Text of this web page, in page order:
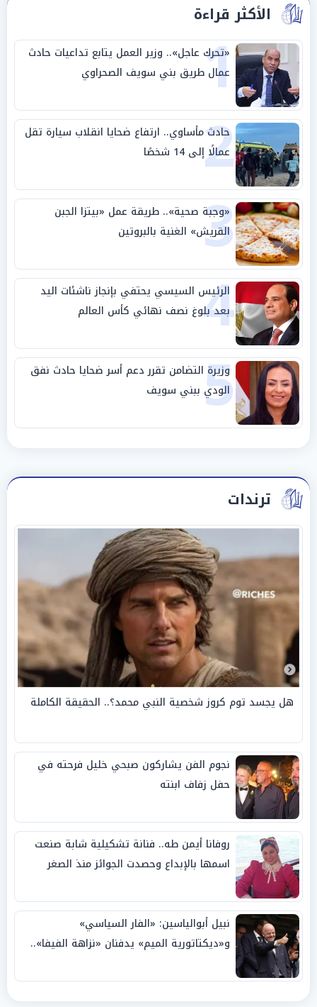
الأكثر قراءة
1
«تحرك عاجل».. وزير العمل يتابع تداعيات حادث
عمال طريق بني سويف الصحراوي
2
حادث مأساوي.. ارتفاع ضحايا انقلاب سيارة تقل
عمالًا إلى 14 شخصًا
3
«وجبة صحية».. طريقة عمل «بيتزا الجبن
القريش» الغنية بالبروتين
4
الرئيس السيسي يحتفي بإنجاز ناشئات اليد
بعد بلوغ نصف نهائي كأس العالم
5
وزيرة التضامن تقرر دعم أسر ضحايا حادث نفق
الودي ببني سويف
ترندات
هل يجسد توم كروز شخصية النبي محمد؟.. الحقيقة الكاملة
نجوم الفن يشاركون صبحي خليل فرحته في
حفل زفاف ابنته
روفانا أيمن طه.. فنانة تشكيلية شابة صنعت
اسمها بالإبداع وحصدت الجوائز منذ الصغر
نبيل أبوالياسين: «الفار السياسي»
و«ديكتاتورية الميم» يدفنان «نزاهة الفيفا»..